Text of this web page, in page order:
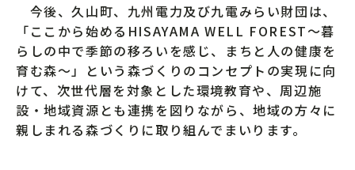
今後、久山町、九州電力及び九電みらい財団は、
「ここから始めるHISAYAMA WELL FOREST～暮
らしの中で季節の移ろいを感じ、まちと人の健康を
育む森～」という森づくりのコンセプトの実現に向
けて、次世代層を対象とした環境教育や、周辺施
設・地域資源とも連携を図りながら、地域の方々に
親しまれる森づくりに取り組んでまいります。